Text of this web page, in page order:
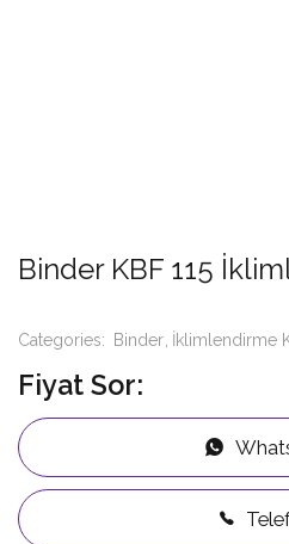
Binder KBF 115
Categories: Binder İklimlendirme
Fiyat Sor: